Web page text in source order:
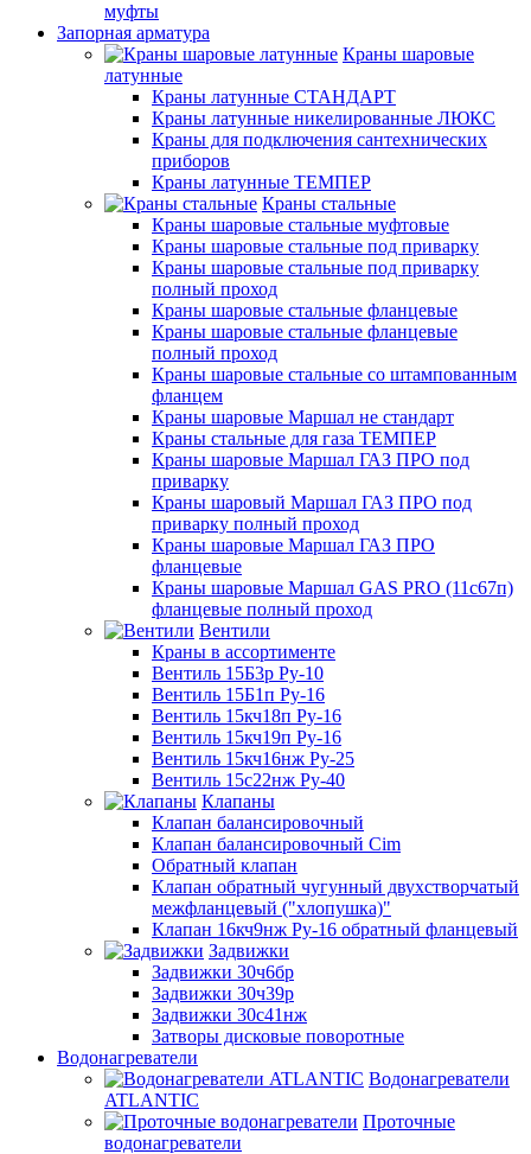
муфты
Запорная арматура
Краны шаровые
латунные
Краны латунные СТАНДАРТ
Краны латунные никелированные ЛЮКС
Краны для подключения сантехнических
приборов
Краны латунные ТЕМПЕР
Краны стальные
Краны шаровые стальные муфтовые
Краны шаровые стальные под приварку
Краны шаровые стальные под приварку
полный проход
Краны шаровые стальные фланцевые
Краны шаровые стальные фланцевые
полный проход
Краны шаровые стальные со штампованным
фланцем
Краны шаровые Маршал не стандарт
Краны стальные для газа ТЕМПЕР
Краны шаровые Маршал ГАЗ ПРО под
приварку
Краны шаровый Маршал ГАЗ ПРО под
приварку полный проход
Краны шаровые Маршал ГАЗ ПРО
фланцевые
Краны шаровые Маршал GAS PRO (11с67п)
фланцевые полный проход
Вентили
Краны в ассортименте
Вентиль 15Б3р Ру-10
Вентиль 15Б1п Ру-16
Вентиль 15кч18п Ру-16
Вентиль 15кч19п Ру-16
Вентиль 15кч16нж Ру-25
Вентиль 15с22нж Ру-40
Клапаны
Клапан балансировочный
Клапан балансировочный Cim
Обратный клапан
Клапан обратный чугунный двухстворчатый
межфланцевый ("хлопушка)"
Клапан 16кч9нж Ру-16 обратный фланцевый
Задвижки
Задвижки 30ч6бр
Задвижки 30ч39р
Задвижки 30с41нж
Затворы дисковые поворотные
Водонагреватели
Водонагреватели
ATLANTIC
Проточные
водонагреватели